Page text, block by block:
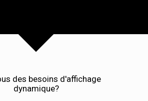
des besoins d'affichage
dynamique?